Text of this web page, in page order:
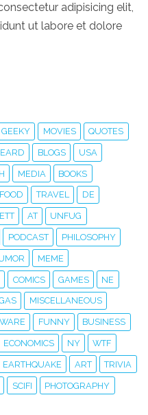
adipisicing elit,
ut labore et dolore
GEEKY MOVIES QUOTES
BLOGS USA
MEDIA BOOKS
FOOD TRAVEL DE
AT UNFUG
PODCAST PHILOSOPHY
MEME
COMICS GAMES NE
MISCELLANEOUS
FUNNY BUSINESS
ECONOMICS NY WTF
EARTHQUAKE ART TRIVIA
SCIFI PHOTOGRAPHY